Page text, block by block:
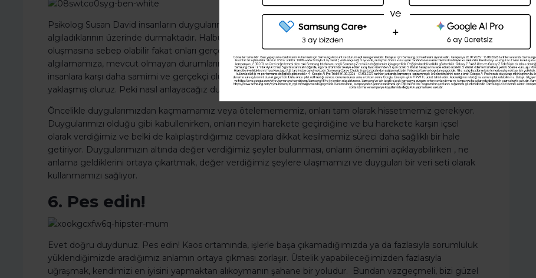
Şimdi değil Evet
Psikolog Susan David insanların duygularını, kişisel duyguları olarak değil, daha ziyade gerçeklik gibi
algıladıklarının üzerinde durmaktadır. Halbuki duygularımız yalnızca bizimdir, dış etkenler duyguların
oluşmasına sebep olabilir fakat onları gerçeklik olarak düşünmek, dış dünyayı olduğundan farklı
algılamamıza, mevcut olmayan durumların bizleri etkilemesine yol açar. Duygularımızı anlamakla diğer
insanlara karşı daha samimi ve gerçekçi olurken, ilişkilerimizde de anlamı ortaya çıkarmaya bir adım daha
yaklaşmış oluruz. Peki nasıl anlayacağız duygularımızı?
Öncelikle duygularımızdan kaçmamamız veya ötelemememiz, onları tam olarak hissetmemiz gerekiyor.
Duygularımızı olduğu gibi kabullenirken, onları neyin harekete geçirdiğine ve bu harekete karşın içsel
olarak verdiğimiz ve belki de kalıplaştırdığımız cevaplara dikkat kesilmemiz süreci daha sağlıklı bir hale
getiriyor. Duygularımızın altında değer verdiğimiz şeyler bulunması, onların önemini açıklayabilirken , ne
anlama geldiklerini ortaya çıkartmak, değer verdiğimiz şeylere ulaşmamızı ve duyguları bir veri seti olarak
kullanmamızı sağlıyor.
6. Pes edin!
Evet doğru duydunuz. Pes edin! Kaos ortamında, işlerle başa çıkamadığımızda ya da fazlasıyla sorumluluk
yüklendiğimizde aradığımız anlamın ortaya çıkması zorlaşır. Üstelik yapabileceğimizden fazlasıyla
uğraşmak, kendimizi en iyisini yapmaktan alıkoymanın şahane bir yoludur. Bundan vazgeçmeli, bizi güzel